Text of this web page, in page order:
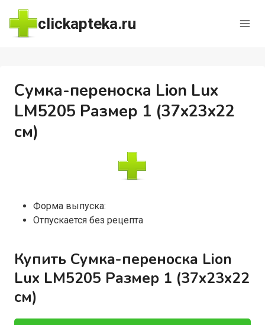
Перейти
содержимому
clickapteka.ru
Сумка-переноска Lion Lux
LM5205 Размер 1 (37x23x22
см)
Форма выпуска:
Отпускается без рецепта
Купить Сумка-переноска Lion
Lux LM5205 Размер 1 (37x23x22
см)